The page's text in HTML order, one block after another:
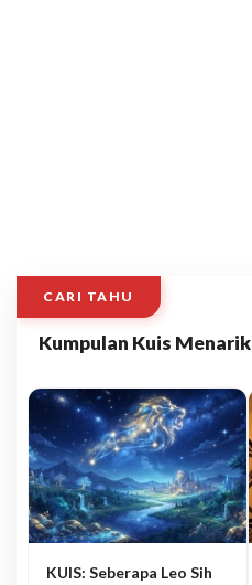
CARI TAHU
Kumpulan Kuis Menarik
KUIS: Seberapa Leo Sih